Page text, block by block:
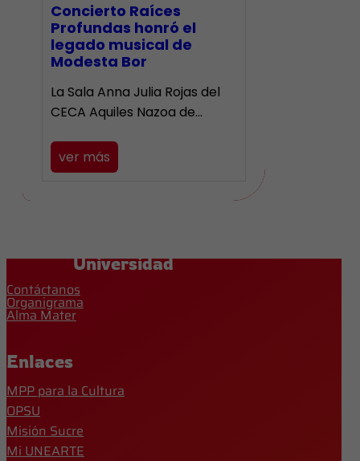
​Concierto Raíces
Profundas honró el
legado musical de
Modesta Bor
La Sala Anna Julia Rojas del
CECA Aquiles Nazoa de…
ver más
Universidad
Contáctanos
Organigrama
Alma Mater
Enlaces
MPP para la Cultura
OPSU
Misión Sucre
Mi UNEARTE